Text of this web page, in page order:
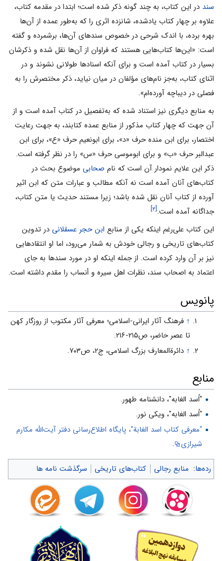
سند در این کتاب، به چند گونه ذکر شده است؛ ابتدا در مقدمه کتاب،
علاوه بر چهار کتاب یادشده، شانزده اثرى را که به‌طور عمده از آن‌ها
بهره برده، با اندک شرحى در خصوص سندهاى آن‌ها، برشمرده و گفته
است: «این‌ها کتاب‌هایى هستند که فراوان از آن‌ها نقل شده و ذکرشان
بسیار در کتاب آمده است و براى آنکه اسنادها طولانى نشوند و در
اثناى کتاب، به‌جز نام‌هاى مؤلفان در میان نیاید، ذکر مختصرش را به
فصلى در دیباچه آورده‌ام».
به منابع دیگرى نیز استناد شده که به‌تفصیل در کتاب آمده است و از
آن جهت که چهار کتاب مذکور از منابع عمده کتابند، به جهت رعایت
اختصار، براى ابن منده حرف «د»، براى ابونعیم حرف «ع»، براى ابن
عبدالبر حرف «ب» و براى ابوموسى حرف «س» را در نظر گرفته است.
ذکر این علایم نمودار آن است که نام صحابی موضوع بحث در
کتاب‌هاى آنان آمده است نه آنکه مطالب و عبارات متن که ابن اثیر
آورده از کتاب آنان نقل شده باشد؛ زیرا مستند حدیث یا متن کتاب،
جداگانه آمده است.[۲]
این کتاب علی‌رغم اینکه یکی از منابع ابن حجر عسقلانی در تدوین
کتاب‌های تاریخی و رجالی خودش به شمار می‌‌رود، اما او انتقادهایی
نیز بر آن وارد کرده است. از جمله اینکه او در مورد سندها به جای
اعتماد به اصحاب سند، نظرات اهل سیره و أنساب را مقدم داشته است.
پانویس
↑ فرهنگ آثار ایرانى-اسلامى؛ معرفى آثار مکتوب از روزگار کهن
تا عصر حاضر، ص۲۱۵-۲۱۶.
↑ دائرةالمعارف بزرگ اسلامى، ج۲، ص۷۰۳.
منابع
"اُسد الغابه"، دانشنامه طهور.
"اُسد الغابه"، ویکی نور.
"معرفی کتاب اسد الغابة"، پایگاه اطلاع‌رسانی دفتر آیت‌الله مکارم
شیرازی
.
رده‌ها: منابع رجالی کتاب‌های تاریخی سرگذشت نامه ها